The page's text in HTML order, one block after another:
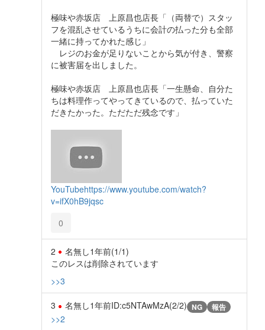
極味や赤坂店 上原昌也店長「（両替で）スタッ
フを混乱させているうちに会計の払った分も全部
一緒に持ってかれた感じ」
レジのお金が足りないことから気が付き、警察
に被害届を出しました。
極味や赤坂店 上原昌也店長「一生懸命、自分た
ちは料理作ってやってきているので、払っていた
だきたかった。ただただ残念です」
YouTubehttps://www.youtube.com/watch?
v=ifX0hB9jqsc
0
2 名無し1年前(1/1)
このレスは削除されています
>>3
3 名無し1年前ID:c5NTAwMzA(2/2) NG 報告
>>2